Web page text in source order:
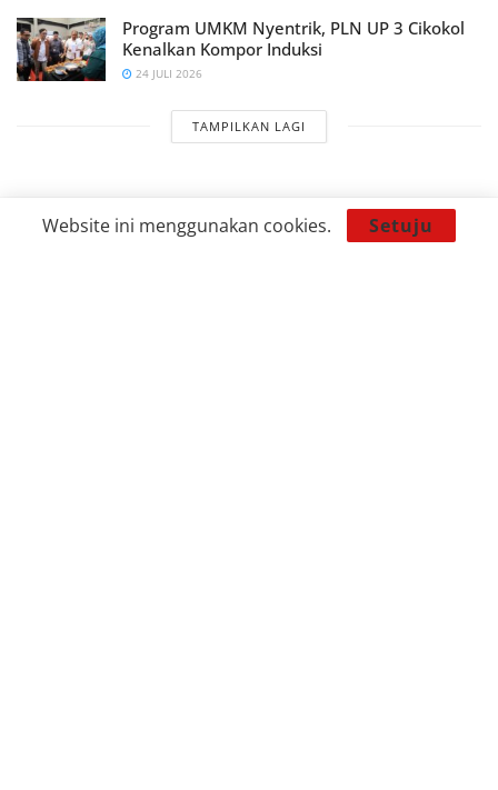
Program UMKM Nyentrik, PLN UP 3 Cikokol
Kenalkan Kompor Induksi
24 JULI 2026
TAMPILKAN LAGI
Website ini menggunakan cookies. Setuju